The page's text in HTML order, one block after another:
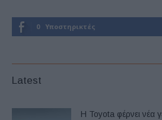
0 Υποστηρικτές
Latest
Η Toyota φέρνει νέα